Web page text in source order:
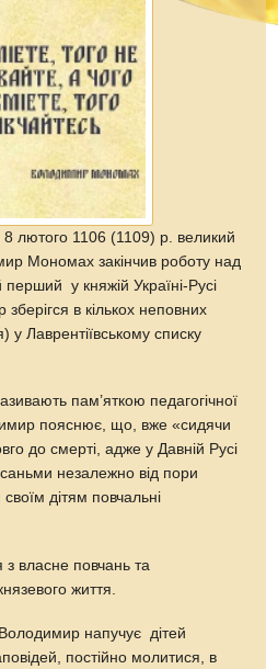
8 лютого 1106 (1109) р. великий
Мономах закінчив роботу над
у княжій Україні-Русі
зберігся в кількох неповних
у Лаврентіївському списку
пам’яткою педагогічної
пояснює, що, вже «сидячи
до смерті, адже у Давній Русі
саньми незалежно від пори
дітям повчальні
з власне повчань та
життя.
напучує дітей
постійно молитися, в